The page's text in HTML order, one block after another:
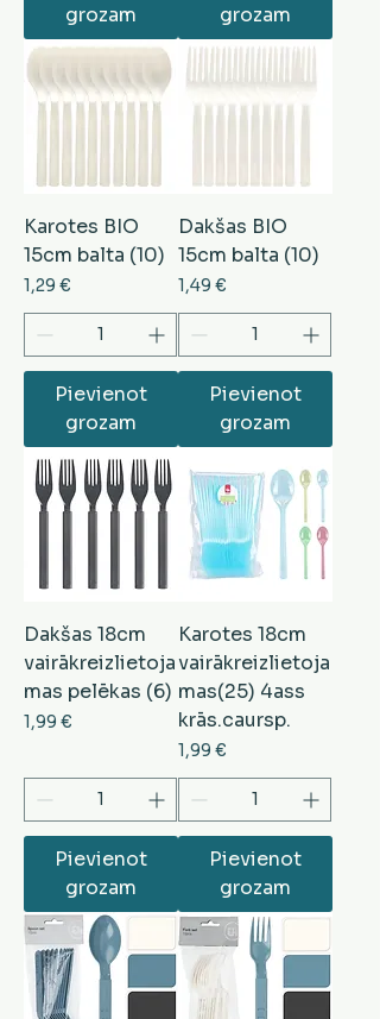
grozam
grozam
Karotes BIO
15cm balta (10)
Cena
1,29 €
Pievienot
grozam
Dakšas BIO
15cm balta (10)
Cena
1,49 €
Pievienot
grozam
Dakšas 18cm
vairākreizlietoja
mas pelēkas (6)
Cena
1,99 €
Pievienot
grozam
Karotes 18cm
vairākreizlietoja
mas(25) 4ass
krās.caursp.
Cena
1,99 €
Pievienot
grozam